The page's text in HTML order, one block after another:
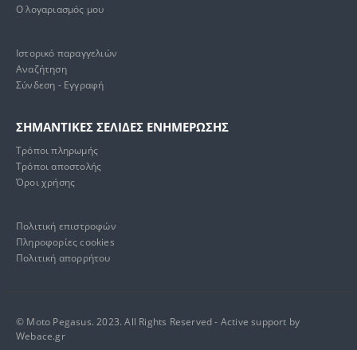
Ο λογαριασμός μου
Ιστορικό παραγγελιών
Αναζήτηση
Σύνδεση - Εγγραφή
ΣΗΜΑΝΤΙΚΕΣ ΣΕΛΙΔΕΣ ΕΝΗΜΕΡΩΣΗΣ
Τρόποι πληρωμής
Τρόποι αποστολής
Όροι χρήσης
Πολιτική επιστροφών
Πληροφορίες cookies
Πολιτική απορρήτου
© Moto Pegasus. 2023. All Rights Reserved - Active support by
Webace.gr